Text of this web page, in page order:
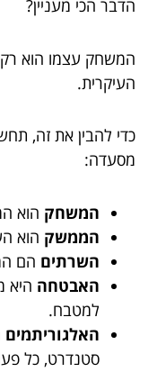
הדבר הכי מעניין?
המשחק עצמו הוא רק
העיקרית.
כדי להבין את זה,
מסעדה:
המשחק הוא
הממשק הוא
השרתים הם
האבטחה היא
למטבח.
האלגוריתמים
סטנדרט, כל